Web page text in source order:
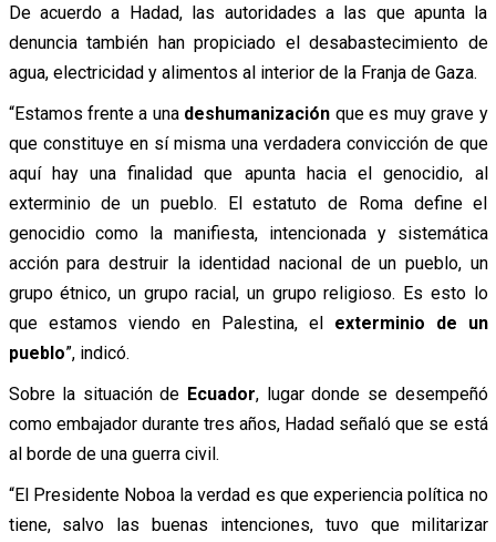
De acuerdo a Hadad, las autoridades a las que apunta la
denuncia también han propiciado el desabastecimiento de
agua, electricidad y alimentos al interior de la Franja de Gaza.
“Estamos frente a una deshumanización que es muy grave y
que constituye en sí misma una verdadera convicción de que
aquí hay una finalidad que apunta hacia el genocidio, al
exterminio de un pueblo. El estatuto de Roma define el
genocidio como la manifiesta, intencionada y sistemática
acción para destruir la identidad nacional de un pueblo, un
grupo étnico, un grupo racial, un grupo religioso. Es esto lo
que estamos viendo en Palestina, el exterminio de un
pueblo”, indicó.
Sobre la situación de Ecuador, lugar donde se desempeñó
como embajador durante tres años, Hadad señaló que se está
al borde de una guerra civil.
“El Presidente Noboa la verdad es que experiencia política no
tiene, salvo las buenas intenciones, tuvo que militarizar